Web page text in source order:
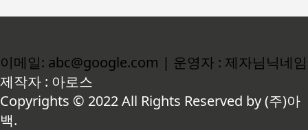
이메일: abc@google.com | 운영자 : 제자님닉네임
제작자 : 아로스
Copyrights © 2022 All Rights Reserved by (주)아
백.